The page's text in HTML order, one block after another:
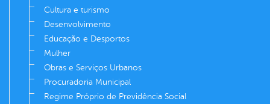
Cultura e turismo
Desenvolvimento
Educação e Desportos
Mulher
Obras e Serviços Urbanos
Procuradoria Municipal
Regime Próprio de Previdência Social